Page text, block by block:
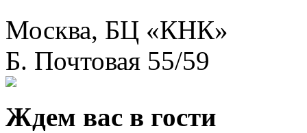
Москва, БЦ «КНК»
Б. Почтовая 55/59
Ждем вас в гости